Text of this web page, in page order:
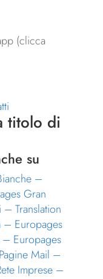
(clicca
titolo di
su
–
Gran
–Translation
– Europages
– Europages
Pagine Mail –
Imprese –